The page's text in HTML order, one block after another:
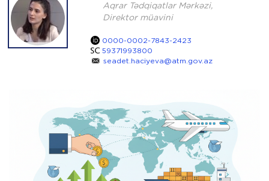
Aqrar Tədqiqatlar Mərkəzi,
Direktor müavini
0000-0002-7843-2423
59371993800
seadet.haciyeva@atm.gov.az